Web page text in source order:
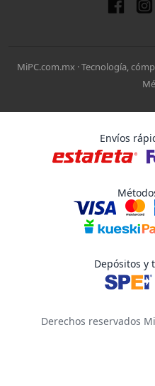
MiPC.com.mx · Tecnología,
Envíos
Depósitos y
Derechos reservados